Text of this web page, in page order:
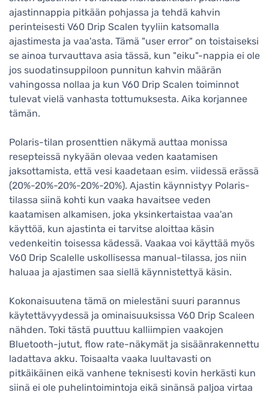
ajastinnappia pitkään pohjassa ja tehdä kahvin
perinteisesti V60 Drip Scalen tyyliin katsomalla
ajastimesta ja vaa'asta. Tämä "user error" on toistaiseksi
se ainoa turvauttava asia tässä, kun "eiku"-nappia ei ole
jos suodatinsuppiloon punnitun kahvin määrän
vahingossa nollaa ja kun V60 Drip Scalen toiminnot
tulevat vielä vanhasta tottumuksesta. Aika korjannee
tämän.
Polaris-tilan prosenttien näkymä auttaa monissa
resepteissä nykyään olevaa veden kaatamisen
jaksottamista, että vesi kaadetaan esim. viidessä erässä
(20%-20%-20%-20%-20%). Ajastin käynnistyy Polaris-
tilassa siinä kohti kun vaaka havaitsee veden
kaatamisen alkamisen, joka yksinkertaistaa vaa'an
käyttöä, kun ajastinta ei tarvitse aloittaa käsin
vedenkeitin toisessa kädessä. Vaakaa voi käyttää myös
V60 Drip Scalelle uskollisessa manual-tilassa, jos niin
haluaa ja ajastimen saa siellä käynnistettyä käsin.
Kokonaisuutena tämä on mielestäni suuri parannus
käytettävyydessä ja ominaisuuksissa V60 Drip Scaleen
nähden. Toki tästä puuttuu kalliimpien vaakojen
Bluetooth-jutut, flow rate-näkymät ja sisäänrakennettu
ladattava akku. Toisaalta vaaka luultavasti on
pitkäikäinen eikä vanhene teknisesti kovin herkästi kun
siinä ei ole puhelintoimintoja eikä sinänsä paljoa virtaa